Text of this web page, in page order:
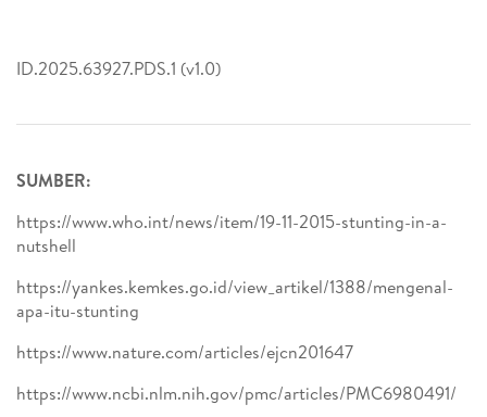
ID.2025.63927.PDS.1 (v1.0)
SUMBER:
https://www.who.int/news/item/19-11-2015-stunting-in-a-
nutshell
https://yankes.kemkes.go.id/view_artikel/1388/mengenal-
apa-itu-stunting
https://www.nature.com/articles/ejcn201647
https://www.ncbi.nlm.nih.gov/pmc/articles/PMC6980491/